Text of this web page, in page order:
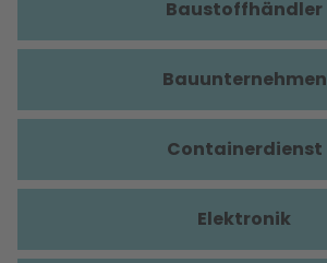
Baustoffhändler
Bauunternehmen
Containerdienst
Elektronik